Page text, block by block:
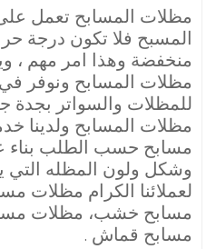
مظلات المسابح تعمل
المسبح فلا تكون درجة
منخفضة وهذا امر مهم ،
مظلات المسابح ونوفر
للمظلات والسواتر بجدة
مظلات المسابح ولدينا
مسابح حسب الطلب
وشكل ولون المظله التي
لعملائنا الكرام مظلات
مسابح خشب، مظلات
مسابح قماش .